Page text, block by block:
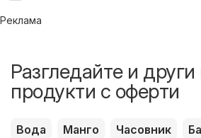
Реклама
Разгледайте и
продукти с оферти
Вода Манго Часовник